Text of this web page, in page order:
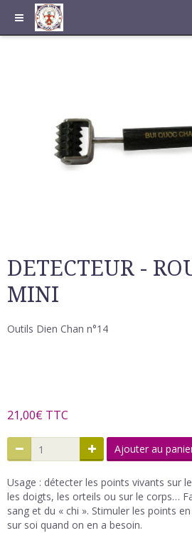
DETECTEUR -
MINI
Outils Dien Chan n°14
21,00€ TTC
Ajouter au
Usage : détecter les points vivants sur
les doigts, les orteils ou sur le corps…
sang et du « chi ». Stimuler les points
sur soi quand on en a besoin.